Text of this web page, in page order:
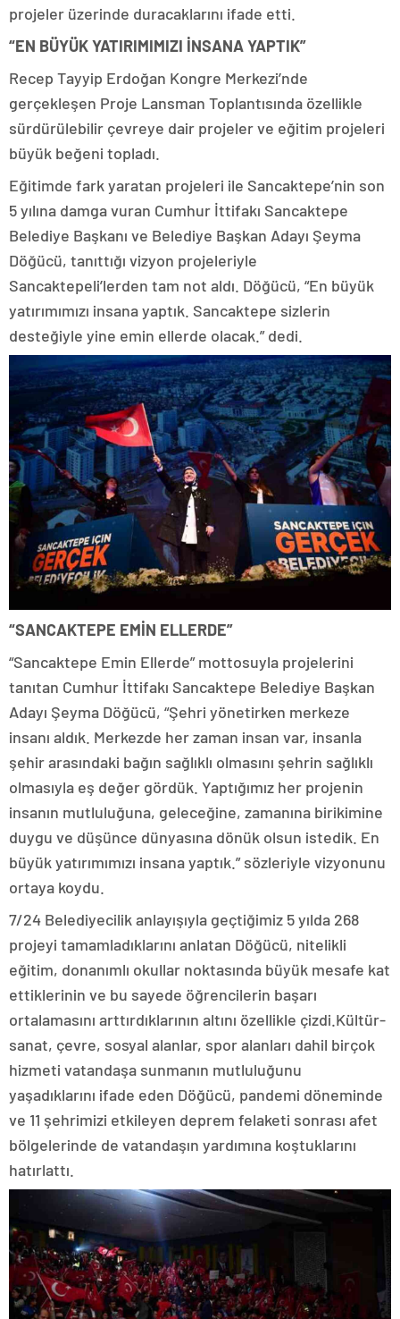
projeler üzerinde duracaklarını ifade etti.
“EN BÜYÜK YATIRIMIMIZI İNSANA YAPTIK”
Recep Tayyip Erdoğan Kongre Merkezi’nde
gerçekleşen Proje Lansman Toplantısında özellikle
sürdürülebilir çevreye dair projeler ve eğitim projeleri
büyük beğeni topladı.
Eğitimde fark yaratan projeleri ile Sancaktepe’nin son
5 yılına damga vuran Cumhur İttifakı Sancaktepe
Belediye Başkanı ve Belediye Başkan Adayı Şeyma
Döğücü, tanıttığı vizyon projeleriyle
Sancaktepeli’lerden tam not aldı. Döğücü, “En büyük
yatırımımızı insana yaptık. Sancaktepe sizlerin
desteğiyle yine emin ellerde olacak.” dedi.
“SANCAKTEPE EMİN ELLERDE”
“Sancaktepe Emin Ellerde” mottosuyla projelerini
tanıtan Cumhur İttifakı Sancaktepe Belediye Başkan
Adayı Şeyma Döğücü, “Şehri yönetirken merkeze
insanı aldık. Merkezde her zaman insan var, insanla
şehir arasındaki bağın sağlıklı olmasını şehrin sağlıklı
olmasıyla eş değer gördük. Yaptığımız her projenin
insanın mutluluğuna, geleceğine, zamanına birikimine
duygu ve düşünce dünyasına dönük olsun istedik. En
büyük yatırımımızı insana yaptık.” sözleriyle vizyonunu
ortaya koydu.
7/24 Belediyecilik anlayışıyla geçtiğimiz 5 yılda 268
projeyi tamamladıklarını anlatan Döğücü, nitelikli
eğitim, donanımlı okullar noktasında büyük mesafe kat
ettiklerinin ve bu sayede öğrencilerin başarı
ortalamasını arttırdıklarının altını özellikle çizdi.Kültür-
sanat, çevre, sosyal alanlar, spor alanları dahil birçok
hizmeti vatandaşa sunmanın mutluluğunu
yaşadıklarını ifade eden Döğücü, pandemi döneminde
ve 11 şehrimizi etkileyen deprem felaketi sonrası afet
bölgelerinde de vatandaşın yardımına koştuklarını
hatırlattı.